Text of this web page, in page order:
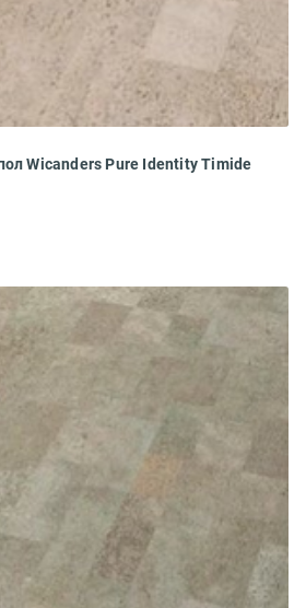
Wicanders Pure Identity Timide